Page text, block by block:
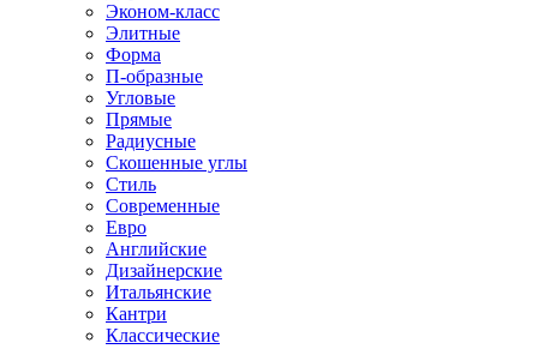
Эконом-класс
Элитные
Форма
П-образные
Угловые
Прямые
Радиусные
Скошенные углы
Стиль
Современные
Евро
Английские
Дизайнерские
Итальянские
Кантри
Классические